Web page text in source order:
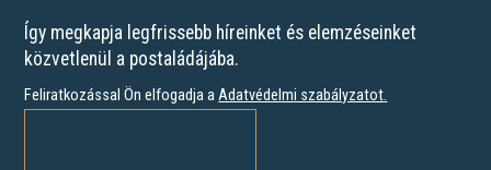
Így megkapja legfrissebb híreinket és elemzéseinket
közvetlenül a postaládájába.
Feliratkozással Ön elfogadja aAdatvédelmi szabályzatot.